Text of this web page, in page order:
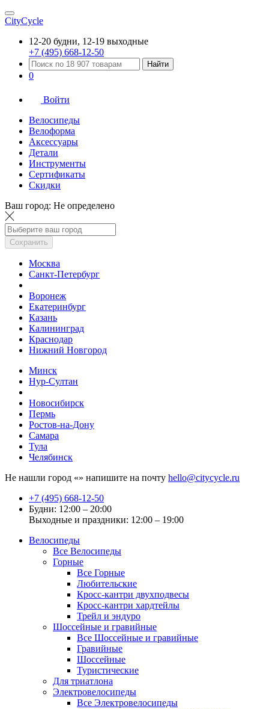
CityCycle
12-20 будни, 12-19 выходные
+7 (495) 668-12-50
Найти
0
Войти
Велосипеды
Велоформа
Аксессуары
Детали
Инструменты
Сертификаты
Скидки
Ваш город: Не определено
Сохранить
Москва
Санкт-Петербург
Воронеж
Екатеринбург
Казань
Калининград
Краснодар
Нижний Новгород
Минск
Нур-Султан
Новосибирск
Пермь
Ростов-на-Дону
Самара
Тула
Челябинск
Не нашли город «» напишите на почту hello@citycycle.ru
+7 (495) 668-12-50
Будни: 12:00 – 20:00
Выходные и праздники: 12:00 – 19:00
Велосипеды
Все Велосипеды
Горные
Все Горные
Любительские
Кросс-кантри двухподвесы
Кросс-кантри хардтейлы
Трейл и эндуро
Шоссейные и гравийные
Все Шоссейные и гравийные
Гравийные
Шоссейные
Туристические
Для триатлона
Электровелосипеды
Все Электровелосипеды